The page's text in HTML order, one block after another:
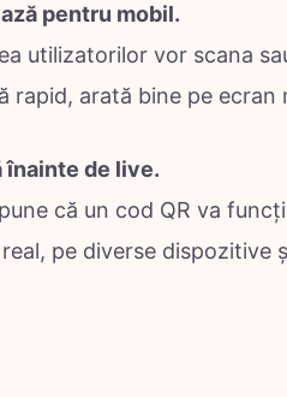
pentru mobil.
utilizatorilor vor scana
rapid, arată bine pe
înainte de live.
că un cod QR va
pe diverse dispozitive